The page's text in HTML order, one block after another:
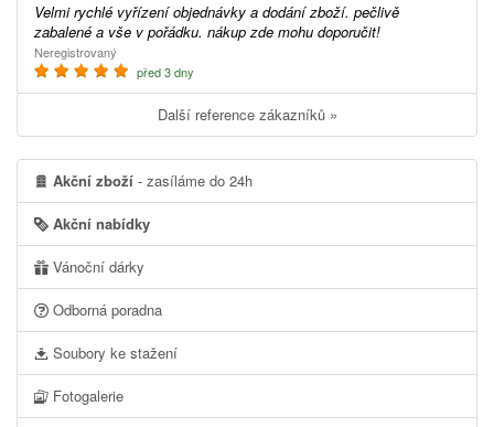
Velmi rychlé vyřízení objednávky a dodání zboží. pečlivě
zabalené a vše v pořádku. nákup zde mohu doporučit!
Neregistrovaný
před 3 dny
Další reference zákazníků »
Akční zboží - zasíláme do 24h
Akční nabídky
Vánoční dárky
Odborná poradna
Soubory ke stažení
Fotogalerie